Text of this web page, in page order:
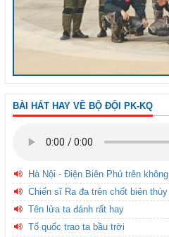
BÀI HÁT HAY VỀ BỘ ĐỘI PK-KQ
Hà Nội - Điện Biên Phủ trên không
Chiến sĩ Ra đa trên chốt biên thùy
Tên lửa ta đánh rất hay
Tổ quốc trao ta bầu trời